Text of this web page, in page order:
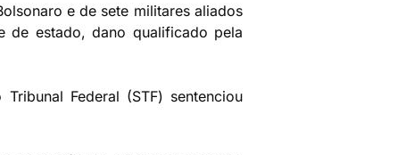
e de sete militares aliados
estado, dano qualificado pela
Federal (STF) sentenciou